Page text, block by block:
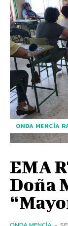
ONDA MENCÍA
EMA
Doña